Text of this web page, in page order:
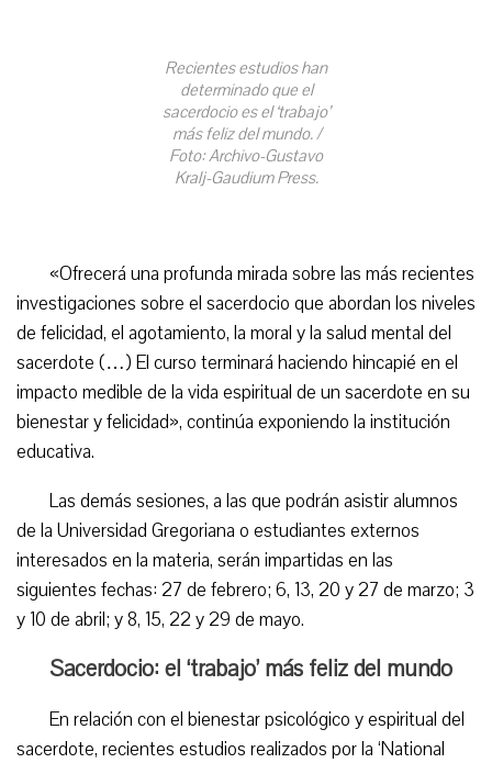
Recientes estudios han
determinado que el
sacerdocio es el ‘trabajo’
más feliz del mundo. /
Foto: Archivo-Gustavo
Kralj-Gaudium Press.
«Ofrecerá una profunda mirada sobre las más recientes
investigaciones sobre el sacerdocio que abordan los niveles
de felicidad, el agotamiento, la moral y la salud mental del
sacerdote (…) El curso terminará haciendo hincapié en el
impacto medible de la vida espiritual de un sacerdote en su
bienestar y felicidad», continúa exponiendo la institución
educativa.
Las demás sesiones, a las que podrán asistir alumnos
de la Universidad Gregoriana o estudiantes externos
interesados en la materia, serán impartidas en las
siguientes fechas: 27 de febrero; 6, 13, 20 y 27 de marzo; 3
y 10 de abril; y 8, 15, 22 y 29 de mayo.
Sacerdocio: el ‘trabajo’ más feliz del mundo
En relación con el bienestar psicológico y espiritual del
sacerdote, recientes estudios realizados por la ‘National